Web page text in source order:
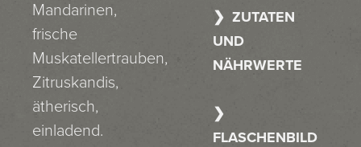
Mandarinen,
frische
Muskatellertrauben,
Zitruskandis,
ätherisch,
einladend.
ZUTATEN
UND
NÄHRWERTE
FLASCHENBILD